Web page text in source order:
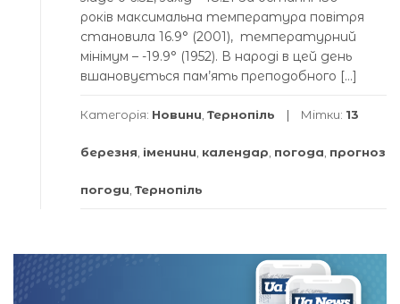
років максимальна температура повітря
становила 16.9° (2001), температурний
мінімум – -19.9° (1952). В народі в цей день
вшановується пам’ять преподобного […]
Категорія: Новини Тернопіль Мітки: 13
березня іменини календар погода прогноз
погоди Тернопіль